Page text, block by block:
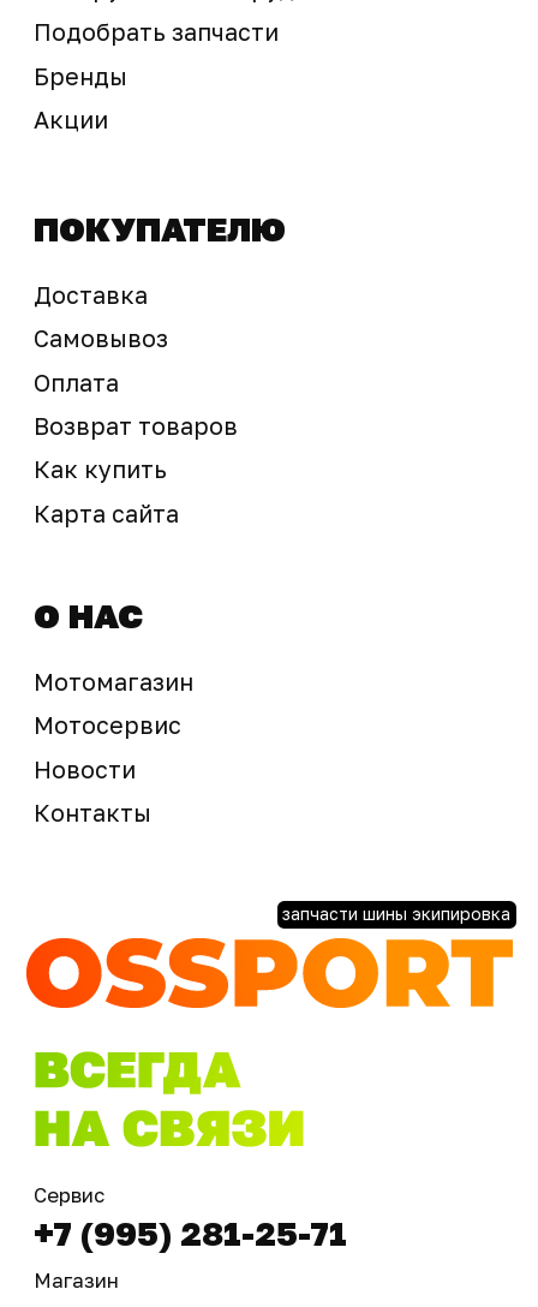
© 2025 ООО «Абарт-ДВ». Все права защищены
Окончательная стоимость с учетом бонусов и
скидок, а также наличие товара
подтверждается продавцом перед оплатой
товара.
Политика обработки персональных данных